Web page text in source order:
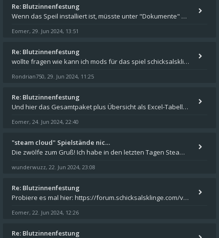
Re: Blutzinnenfestung
Wenn das Speil installiert ist, müsste unter "Dokumente" auf Deinem Rechner ein Verzeichnis "blade of destiny" sein. Dar
Eomer, 29. Jun 2024, 13:51
Re: Blutzinnenfestung
wollte fragen wie kann ich mods für das spiel schicksalsklinge in das spieleverzeichnis kopieren und in welches
Rondrian750, 29. Jun 2024, 11:25
Re: Blutzinnenfestung
Und hier das Gesamtpaket plus Übersicht als Excel-Tabelle: https://forum.schicksalsklinge.com/viewtopic.php?f=239&t=156
Eomer, 24. Jun 2024, 22:40
"steam cloud" Spielstände nic…
Die zwölfe zum Gruß! Ich habe in den letzten Tagen Steam auf meinem Desktop PC mit Windows 11 installiert und über Steam
wunderwuzz, 22. Jun 2024, 23:08
Re: Blutzinnenfestung
Probiere es mal hier: https://forum.schicksalsklinge.com/viewtopic.php?f=239&t=15661
Eomer, 22. Jun 2024, 12:26
Re: Blutzinnenfestung